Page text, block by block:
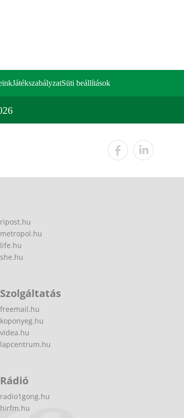
JátékszabályzatSüti beállítások
ripost.hu
metropol.hu
life.hu
she.hu
Szolgáltatás
freemail.hu
koponyeg.hu
videa.hu
lapcentrum.hu
Rádió
radio1gong.hu
hirfm.hu